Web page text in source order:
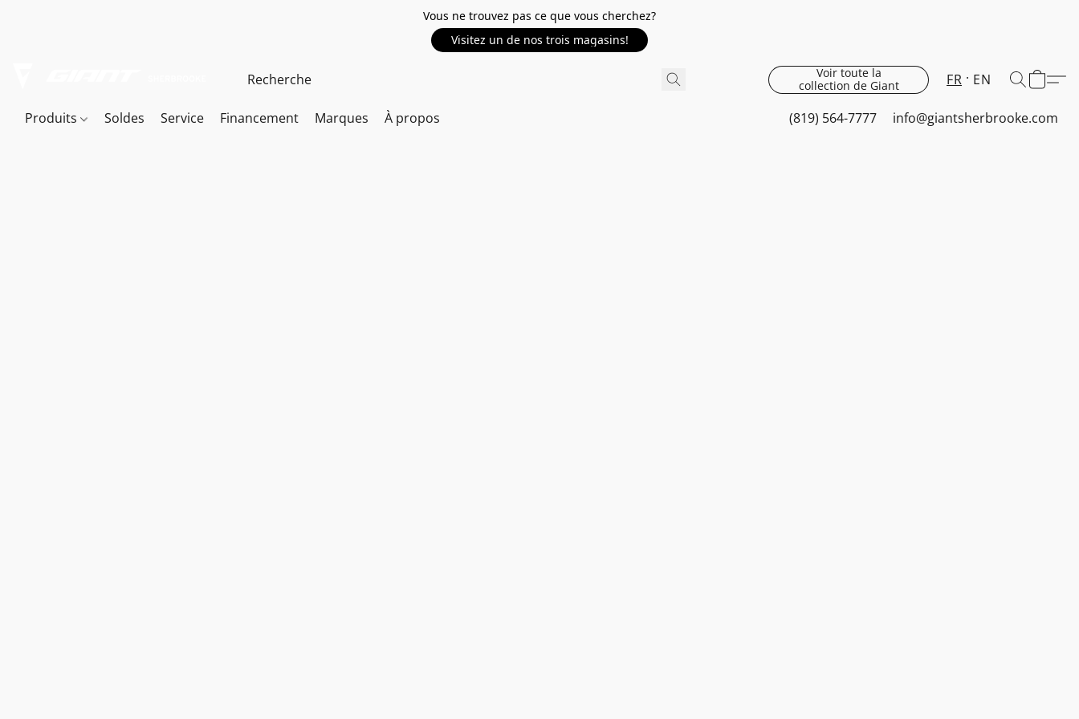
Vous ne trouvez pas ce que vous cherchez?
Visitez un de nos trois magasins!
Voir toute la
collection de Giant
FR EN
Produits Soldes Service Financement Marques À propos (819) 564-7777 info@giantsherbrooke.com